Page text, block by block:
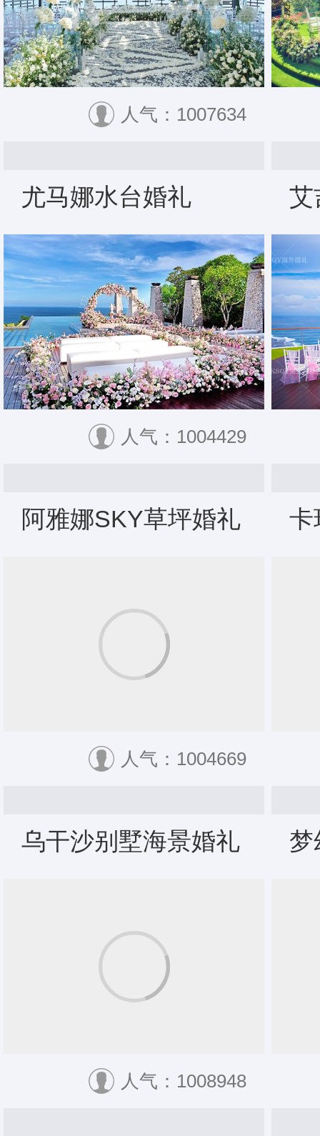
人气：1007634
尤马娜水台婚礼
人气：1004429
艾
阿雅娜SKY草坪婚礼
人气：1004669
卡
乌干沙别墅海景婚礼
人气：1008948
梦